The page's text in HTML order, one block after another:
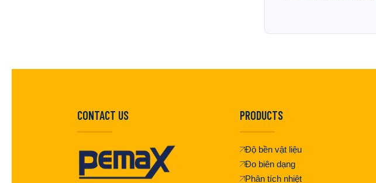
CONTACT US PRODUCTS
Độ bền vật liệu
Đo biên dạng
Phân tích nhiệt